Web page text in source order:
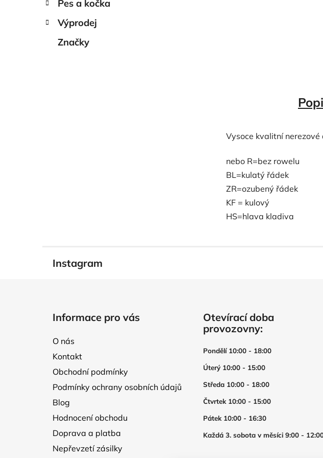
Pes a kočka
Výprodej
Značky
Vysoce kvalitní
nebo R=bez rowelu
BL=kulatý řádek
ZR=ozubený řádek
KF = kulový
HS=hlava kladiva
Instagram
Informace pro vás
O nás
Kontakt
Obchodní podmínky
Podmínky ochrany osobních údajů
Blog
Hodnocení obchodu
Doprava a platba
Nepřevzetí zásilky
Otevírací doba
provozovny:
Pondělí 10:00 - 18:00
Úterý 10:00 - 15:00
Středa 10:00 - 18:00
Čtvrtek 10:00 - 15:00
Pátek 10:00 - 16:30
Každá 3. sobota v měsíci 9:00 -